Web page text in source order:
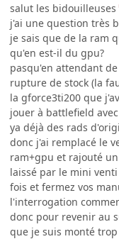
salut les bidouilleuses
j'ai une question très
je sais que de la ram
qu'en est-il du gpu?
pasqu'en attendant
rupture de stock (la
la gforce3ti200 que
jouer à battlefield
ya déjà des rads
donc j'ai remplacé le
ram+gpu et rajouté
laissé par le mini
fois et fermez vos
l'interrogation
donc pour revenir au
que je suis monté